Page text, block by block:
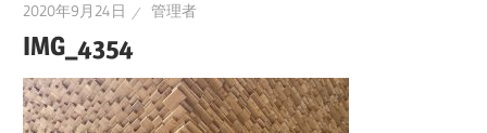
2020年9月24日 管理者
IMG_4354